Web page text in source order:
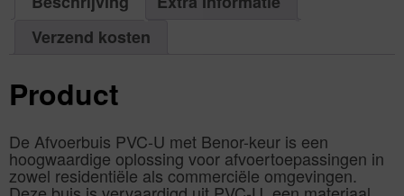
aantal
glad
BENOR
aantal
Verzend kosten
Product
De Afvoerbuis PVC-U met Benor-keur is een
hoogwaardige oplossing voor afvoertoepassingen in
zowel residentiële als commerciële omgevingen.